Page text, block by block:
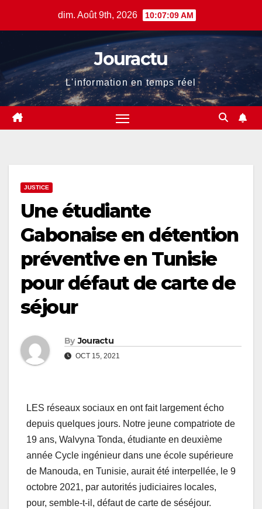
dim. Août 9th, 2026 10:07:10 AM
Jouractu
L'information en temps réel
JUSTICE
Une étudiante
Gabonaise en détention
préventive en Tunisie
pour défaut de carte de
séjour
By Jouractu
OCT 15, 2021
LES réseaux sociaux en ont fait largement écho
depuis quelques jours. Notre jeune compatriote de
19 ans, Walvyna Tonda, étudiante en deuxième
année Cycle ingénieur dans une école supérieure
de Manouda, en Tunisie, aurait été interpellée, le 9
octobre 2021, par autorités judiciaires locales,
pour, semble-t-il, défaut de carte de séséjour.